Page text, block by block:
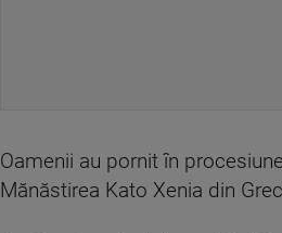
Oamenii au pornit în
Mănăstirea Kato Xenia din